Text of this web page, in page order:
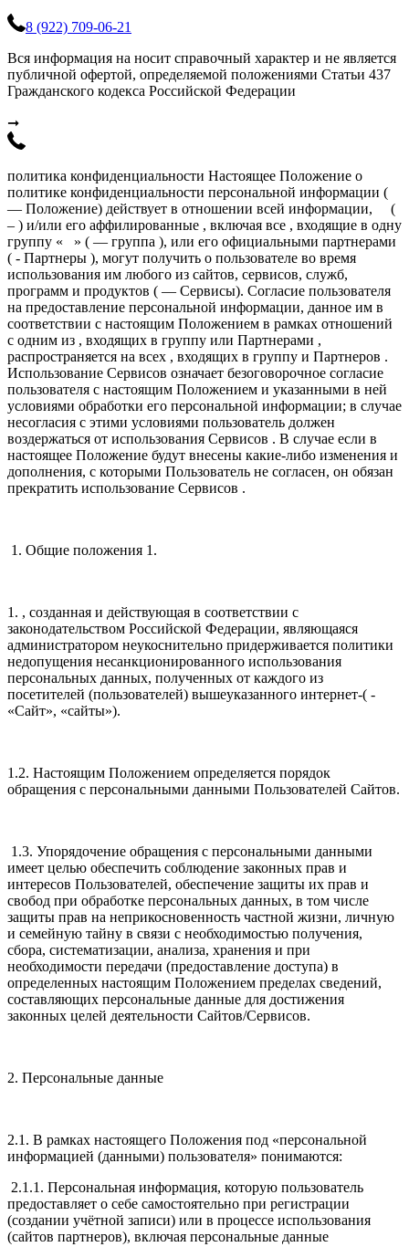
8 (922) 709-06-21
Вся информация на носит справочный характер и не является
публичной офертой, определяемой положениями Статьи 437
Гражданского кодекса Российской Федерации
➞
политика конфиденциальности Настоящее Положение о
политике конфиденциальности персональной информации (
— Положение) действует в отношении всей информации, (
– ) и/или его аффилированные , включая все , входящие в одну
группу « » ( — группа ), или его официальными партнерами
( - Партнеры ), могут получить о пользователе во время
использования им любого из сайтов, сервисов, служб,
программ и продуктов ( — Сервисы). Согласие пользователя
на предоставление персональной информации, данное им в
соответствии с настоящим Положением в рамках отношений
с одним из , входящих в группу или Партнерами ,
распространяется на всех , входящих в группу и Партнеров .
Использование Сервисов означает безоговорочное согласие
пользователя с настоящим Положением и указанными в ней
условиями обработки его персональной информации; в случае
несогласия с этими условиями пользователь должен
воздержаться от использования Сервисов . В случае если в
настоящее Положение будут внесены какие-либо изменения и
дополнения, с которыми Пользователь не согласен, он обязан
прекратить использование Сервисов .
1. Общие положения 1.
1. , созданная и действующая в соответствии с
законодательством Российской Федерации, являющаяся
администратором неукоснительно придерживается политики
недопущения несанкционированного использования
персональных данных, полученных от каждого из
посетителей (пользователей) вышеуказанного интернет-( -
«Сайт», «сайты»).
1.2. Настоящим Положением определяется порядок
обращения с персональными данными Пользователей Сайтов.
1.3. Упорядочение обращения с персональными данными
имеет целью обеспечить соблюдение законных прав и
интересов Пользователей, обеспечение защиты их прав и
свобод при обработке персональных данных, в том числе
защиты прав на неприкосновенность частной жизни, личную
и семейную тайну в связи с необходимостью получения,
сбора, систематизации, анализа, хранения и при
необходимости передачи (предоставление доступа) в
определенных настоящим Положением пределах сведений,
составляющих персональные данные для достижения
законных целей деятельности Сайтов/Сервисов.
2. Персональные данные
2.1. В рамках настоящего Положения под «персональной
информацией (данными) пользователя» понимаются:
2.1.1. Персональная информация, которую пользователь
предоставляет о себе самостоятельно при регистрации
(создании учётной записи) или в процессе использования
(сайтов партнеров), включая персональные данные